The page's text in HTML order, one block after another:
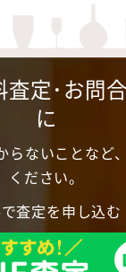
査定･お問
に
らないことなど
ください。
査定を申し込む